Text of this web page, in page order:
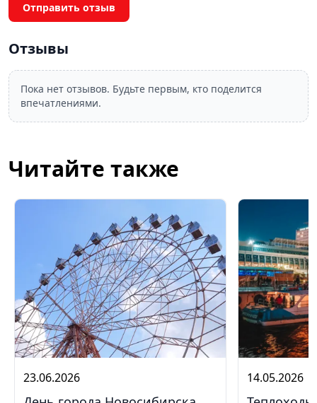
Отправить отзыв
Отзывы
Пока нет отзывов. Будьте первым, кто поделится
впечатлениями.
Читайте также
23.06.2026 14.05.2026